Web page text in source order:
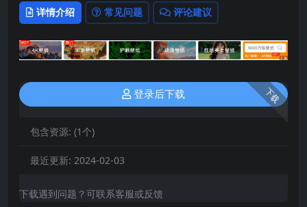
详情介绍 常见问题 评论建议
下载
登录后下载
包含资源: (1个)
最近更新: 2024-02-03
下载遇到问题？可联系客服或反馈